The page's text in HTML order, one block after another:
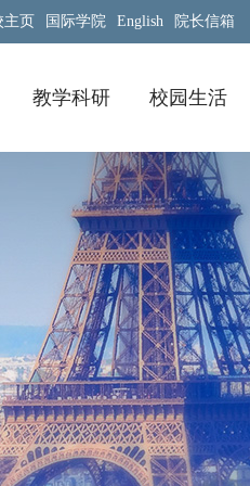
主页 国际学院 English 院长信箱
教学科研 校园生活